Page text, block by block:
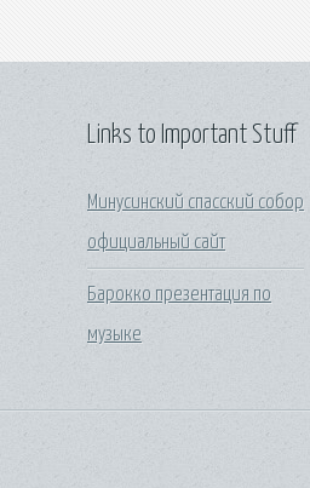
Links to Important Stuff
Минусинский спасский собор
официальный сайт
Барокко презентация по
музыке